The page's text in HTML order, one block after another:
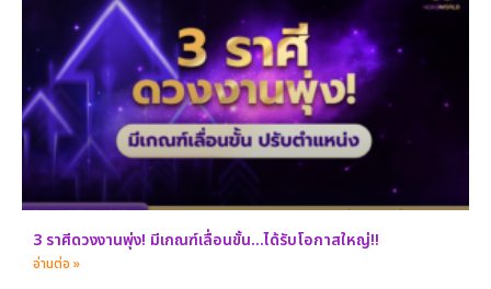
3 ราศีดวงงานพุ่ง! มีเกณฑ์เลื่อนขั้น…ได้รับโอกาสใหญ่!!
อ่านต่อ »